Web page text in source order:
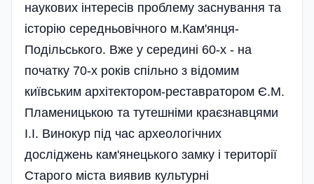
наукових інтересів проблему заснування та
історію середньовічного м.Кам'янця-
Подільського. Вже у середині 60-х - на
початку 70-х років спільно з відомим
київським архітектором-реставратором Є.М.
Пламеницькою та тутешніми краєзнавцями
І.І. Винокур під час археологічних
досліджень кам'янецького замку і території
Старого міста виявив культурні